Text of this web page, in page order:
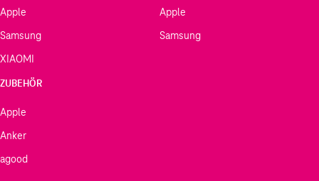
Apple
Samsung
XIAOMI
Apple
Samsung
ZUBEHÖR
Apple
Anker
agood